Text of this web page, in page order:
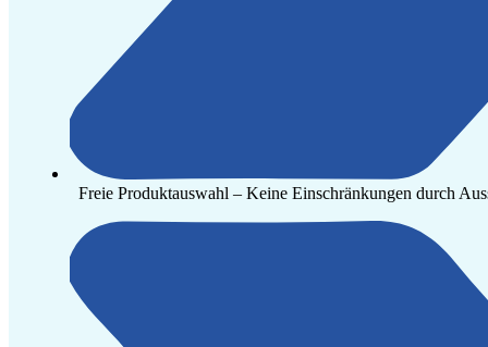
Freie Produktauswahl – Keine Einschränkungen durch